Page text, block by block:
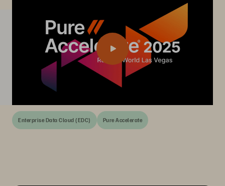
Enterprise Data Cloud (EDC) Pure Accelerate